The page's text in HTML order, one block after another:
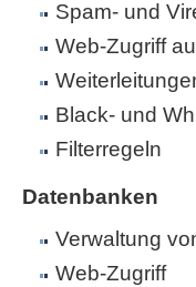
Spam- und
Web-Zugriff
Black- und
Filterregeln
Datenbanken
Verwaltung
Web-Zugriff